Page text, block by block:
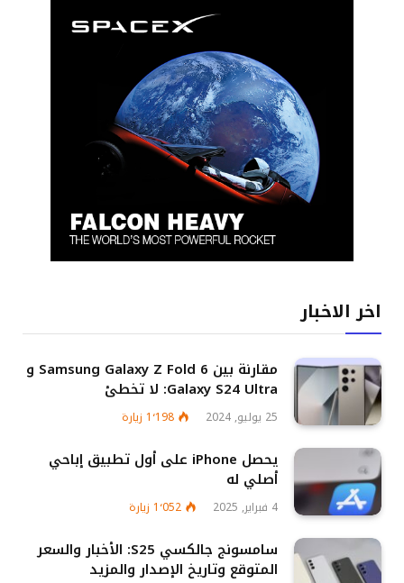
اخر الاخبار
مقارنة بين Samsung Galaxy Z Fold 6 و
Galaxy S24 Ultra: لا تخطئ
25 يوليو, 2024 1٬198 زيارة
يحصل iPhone على أول تطبيق إباحي
أصلي له
4 فبراير, 2025 1٬052 زيارة
سامسونج جالكسي S25: الأخبار والسعر
المتوقع وتاريخ الإصدار والمزيد